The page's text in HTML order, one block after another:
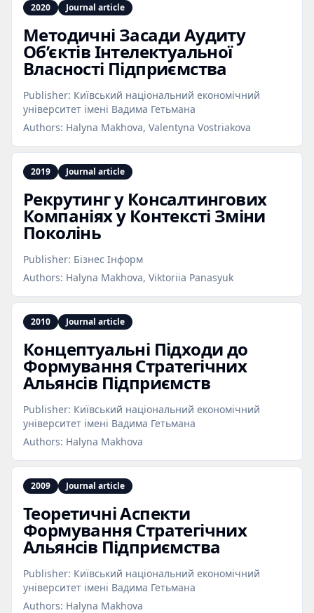
2020 Journal article
Методичні Засади Аудиту
Об’єктів Інтелектуальної
Власності Підприємства
Publisher: Київський національний економічний
університет імені Вадима Гетьмана
Authors: Halyna Makhova, Valentyna Vostriakova
2019 Journal article
Рекрутинг у Консалтингових
Компаніях у Контексті Зміни
Поколінь
Publisher: Бізнес Інформ
Authors: Halyna Makhova, Viktoriia Panasyuk
2010 Journal article
Концептуальні Підходи до
Формування Стратегічних
Альянсів Підприємств
Publisher: Київський національний економічний
університет імені Вадима Гетьмана
Authors: Halyna Makhova
2009 Journal article
Теоретичні Аспекти
Формування Стратегічних
Альянсів Підприємства
Publisher: Київський національний економічний
університет імені Вадима Гетьмана
Authors: Halyna Makhova